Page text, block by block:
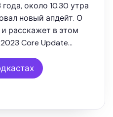
около 10.30 утра
новый апдейт. О
расскажет в этом
Core Update
на все типы
регионы на всех
…